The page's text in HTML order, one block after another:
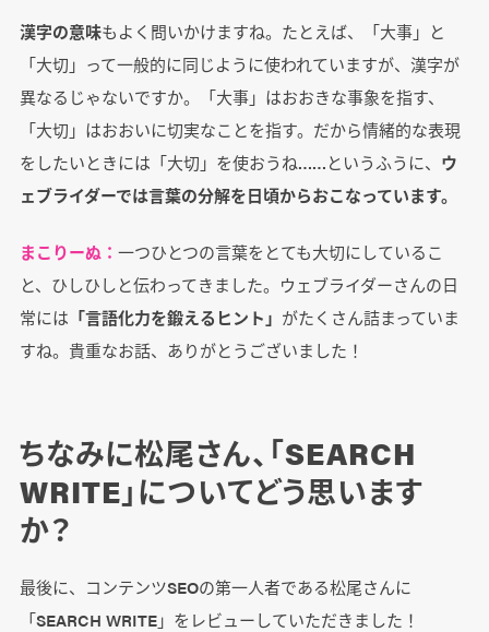
漢字の意味もよく問いかけますね。たとえば、「大事」と
「大切」って一般的に同じように使われていますが、漢字が
異なるじゃないですか。「大事」はおおきな事象を指す、
「大切」はおおいに切実なことを指す。だから情緒的な表現
をしたいときには「大切」を使おうね……というふうに、 ウ
ェブライダーでは言葉の分解を日頃からおこなっています。
まこりーぬ： 一つひとつの言葉をとても大切にしているこ
と、ひしひしと伝わってきました。ウェブライダーさんの日
常には 「言語化力を鍛えるヒント」 がたくさん詰まっていま
すね。貴重なお話、ありがとうございました！
ちなみに松尾さん、「SEARCH
WRITE」についてどう思います
か？
最後に、コンテンツSEOの第一人者である松尾さんに
「SEARCH WRITE」をレビューしていただきました！